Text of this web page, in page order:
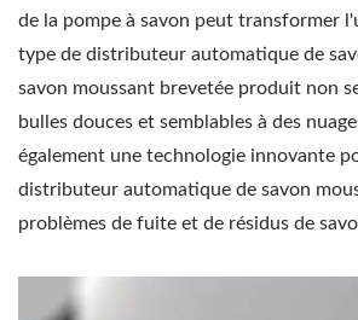
de la pompe à savon peut transformer
type de distributeur automatique de
savon moussant brevetée produit non
bulles douces et semblables à des
également une technologie innovante
distributeur automatique de savon
problèmes de fuite et de résidus de